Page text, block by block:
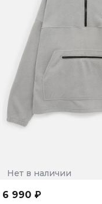
Нет в наличии
6 990 ₽